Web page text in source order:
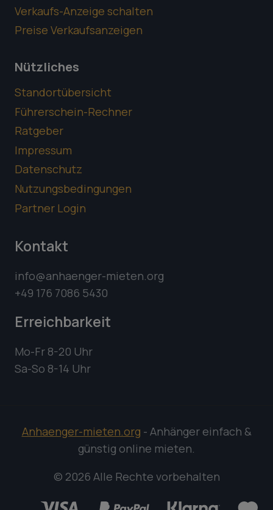
Verkaufs-Anzeige schalten
Preise Verkaufsanzeigen
Nützliches
Standortübersicht
Führerschein-Rechner
Ratgeber
Impressum
Datenschutz
Nutzungsbedingungen
Partner Login
Kontakt
info@anhaenger-mieten.org
+49 176 7086 5430
Erreichbarkeit
Mo-Fr 8-20 Uhr
Sa-So 8-14 Uhr
Anhaenger-mieten.org - Anhänger einfach &
günstig online mieten.
© 2026 Alle Rechte vorbehalten